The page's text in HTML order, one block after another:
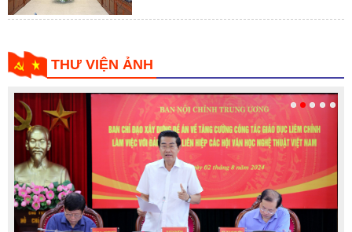
THƯ VIỆN ẢNH